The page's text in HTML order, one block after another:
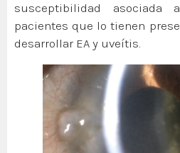
susceptibilidad asociada
pacientes que lo tienen
desarrollar EA y uveítis.